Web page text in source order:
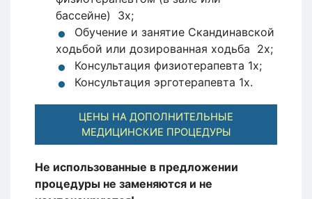
бассейне) 3х;
Обучение и занятие Скандинавской
ходьбой или дозированная ходьба 2х;
Консультация физиотерапевта 1x;
Консультация эрготерапевта 1x.
ЦЕНЫ НА ДОПОЛНИТЕЛЬНЫЕ
МЕДИЦИНСКИЕ ПРОЦЕДУРЫ
Не использованные в предложении
процедуры не заменяются и не